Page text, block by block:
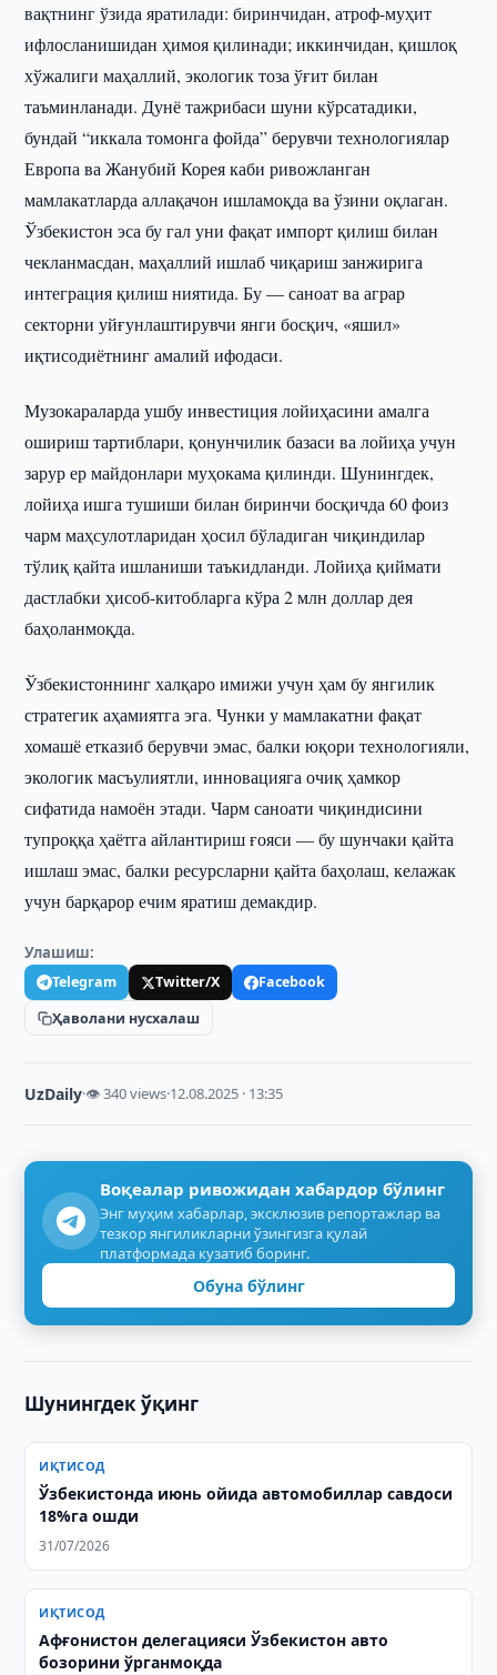
вақтнинг ўзида яратилади: биринчидан, атроф-муҳит
ифлосланишидан ҳимоя қилинади; иккинчидан, қишлоқ
хўжалиги маҳаллий, экологик тоза ўғит билан
таъминланади. Дунё тажрибаси шуни кўрсатадики,
бундай “иккала томонга фойда” берувчи технологиялар
Европа ва Жанубий Корея каби ривожланган
мамлакатларда аллақачон ишламоқда ва ўзини оқлаган.
Ўзбекистон эса бу гал уни фақат импорт қилиш билан
чекланмасдан, маҳаллий ишлаб чиқариш занжирига
интеграция қилиш ниятида. Бу — саноат ва аграр
секторни уйғунлаштирувчи янги босқич, «яшил»
иқтисодиётнинг амалий ифодаси.
Музокараларда ушбу инвестиция лойиҳасини амалга
ошириш тартиблари, қонунчилик базаси ва лойиҳа учун
зарур ер майдонлари муҳокама қилинди. Шунингдек,
лойиҳа ишга тушиши билан биринчи босқичда 60 фоиз
чарм маҳсулотларидан ҳосил бўладиган чиқиндилар
тўлиқ қайта ишланиши таъкидланди. Лойиҳа қиймати
дастлабки ҳисоб-китобларга кўра 2 млн доллар дея
баҳоланмоқда.
Ўзбекистоннинг халқаро имижи учун ҳам бу янгилик
стратегик аҳамиятга эга. Чунки у мамлакатни фақат
хомашё етказиб берувчи эмас, балки юқори технологияли,
экологик масъулиятли, инновацияга очиқ ҳамкор
сифатида намоён этади. Чарм саноати чиқиндисини
тупроққа ҳаётга айлантириш ғояси — бу шунчаки қайта
ишлаш эмас, балки ресурсларни қайта баҳолаш, келажак
учун барқарор ечим яратиш демакдир.
Улашиш:
Telegram Twitter/X
Facebook
Ҳаволани нусхалаш
UzDaily·👁 340 views·12.08.2025 · 13:35
Воқеалар ривожидан хабардор бўлинг
Энг муҳим хабарлар, эксклюзив репортажлар ва
тезкор янгиликларни ўзингизга қулай
платформада кузатиб боринг.
Обуна бўлинг
Шунингдек ўқинг
ИҚТИСОД
Ўзбекистонда июнь ойида автомобиллар савдоси
18%га ошди
31/07/2026
ИҚТИСОД
Афғонистон делегацияси Ўзбекистон авто
бозорини ўрганмоқда